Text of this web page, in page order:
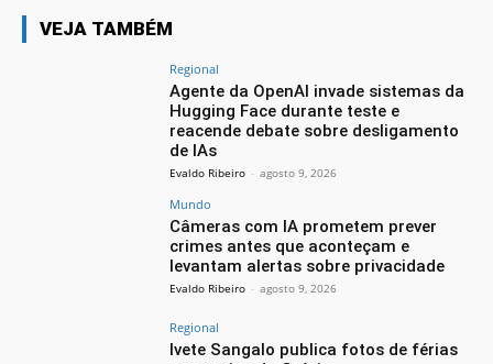
VEJA TAMBÉM
Regional
Agente da OpenAI invade sistemas da
Hugging Face durante teste e
reacende debate sobre desligamento
de IAs
Evaldo Ribeiro - agosto 9, 2026
Mundo
Câmeras com IA prometem prever
crimes antes que aconteçam e
levantam alertas sobre privacidade
Evaldo Ribeiro - agosto 9, 2026
Regional
Ivete Sangalo publica fotos de férias